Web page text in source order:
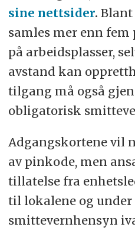
sine nettsider.
samles mer enn
på arbeidsplasser,
avstand kan
tilgang må også
obligatorisk
Adgangskortene vil
av pinkode, men
tillatelse fra
til lokalene og
smittevernhensyn